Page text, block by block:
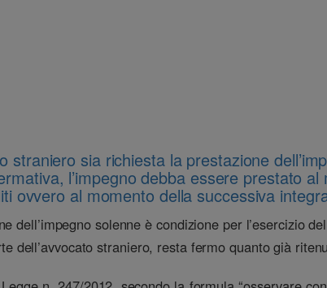
straniero sia richiesta la prestazione
l’impegno debba essere prestato al
ovvero al momento della successiva
dell’impegno solenne è condizione per l’esercizio
dell’avvocato straniero, resta fermo quanto già